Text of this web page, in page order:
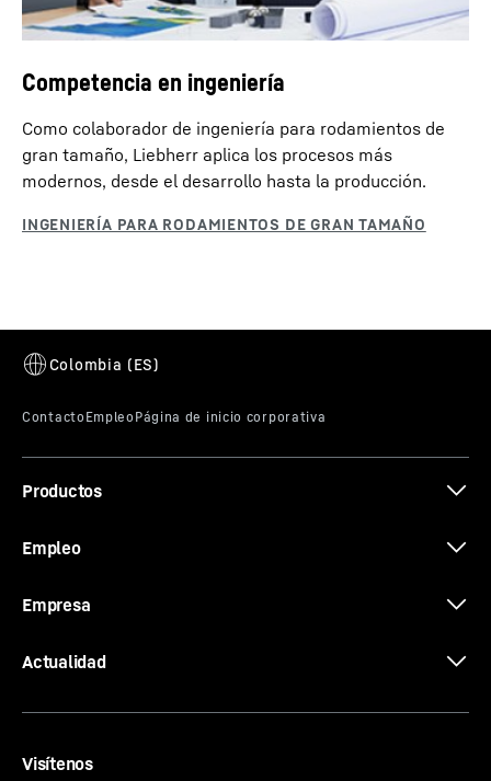
Competencia en ingeniería
Como colaborador de ingeniería para rodamientos de
gran tamaño, Liebherr aplica los procesos más
modernos, desde el desarrollo hasta la producción.
Productos
Empleo
Empresa
Actualidad
Visítenos